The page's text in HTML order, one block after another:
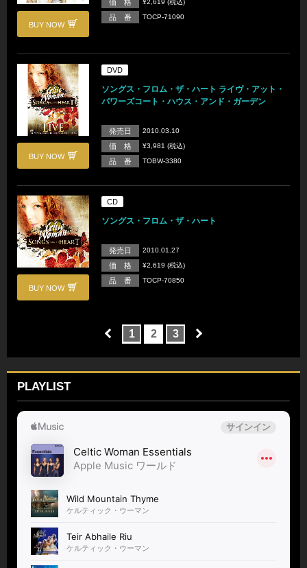
BUY NOW
価 格 ¥2,619 (税込)
品 番 TOCP-71090
BUY NOW
DVD
ソングス・フロム・ザ・ハート ライヴ・アット・
パワーズコート・ハウス・アンド・ガーデン
発売日 2010.03.10
価 格 ¥3,981 (税込)
品 番 TOBW-3380
BUY NOW
CD
ソングス・フロム・ザ・ハート
発売日 2010.01.27
価 格 ¥2,619 (税込)
品 番 TOCP-70850
1 2 3
PLAYLIST